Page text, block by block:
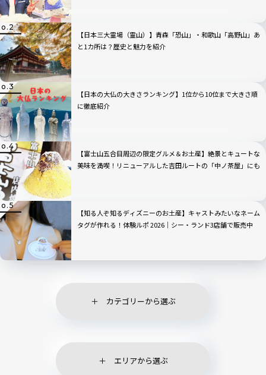
【日本三大霊場（霊山）】青森「恐山」・和歌山「高野山」あ
と1カ所は？歴史と魅力を紹介
【日本の大仏の大きさランキング】1位から10位まで大きさ順
に徹底紹介
【富士山五合目周辺の限定グルメ＆お土産】絶景とキュートな
美味を満喫！リニューアルした吉田ルートの「中ノ茶屋」にも
【知る人ぞ知るディズニーのお土産】キャストみたいなネーム
タグが作れる！体験ルポ 2026｜シー・ランド3店舗で販売中
カテゴリーから選ぶ
エリアから選ぶ